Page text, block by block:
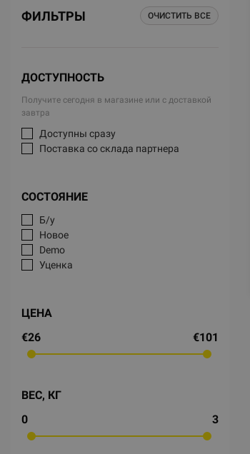
ФИЛЬТРЫ ОЧИСТИТЬ ВСЕ
ДОСТУПНОСТЬ
Получите сегодня в магазине или с доставкой
завтра
Доступны сразу
Поставка со склада партнера
СОСТОЯНИЕ
Б/у
Новое
Demo
Уценка
ЦЕНА
€26
€101
ВЕС, КГ
0
3